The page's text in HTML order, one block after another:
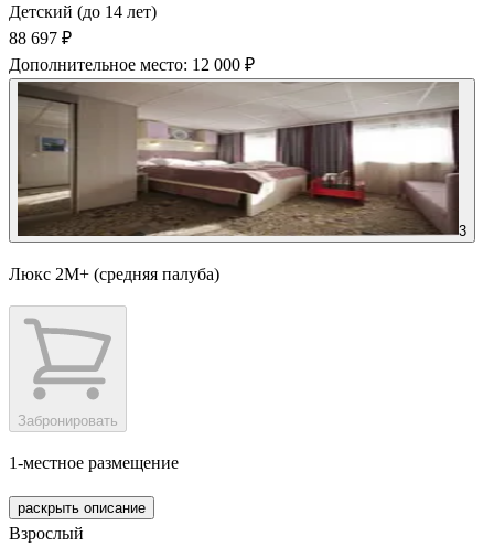
Детский (до 14 лет)
88 697 ₽
Дополнительное место: 12 000 ₽
3
Люкс 2М+ (средняя палуба)
Забронировать
1-местное размещение
раскрыть описание
Взрослый